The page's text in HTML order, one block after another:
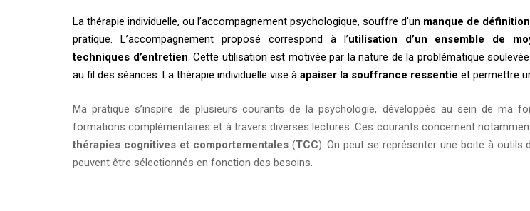
La thérapie individuelle, ou l’accompagnement psychologique, souffre d’un manque de
pratique. L’accompagnement proposé correspond à l’utilisation d’un ensemble de
techniques d’entretien. Cette utilisation est motivée par la nature de la problématique
au fil des séances. La thérapie individuelle vise à apaiser la souffrance ressentie et permettre
Ma pratique s’inspire de plusieurs courants de la psychologie, développés au sein de ma
formations complémentaires et à travers diverses lectures. Ces courants concernent
thérapies cognitives et comportementales(TCC). On peut se représenter une boite à outils
peuvent être sélectionnés en fonction des besoins.